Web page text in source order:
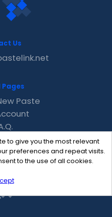
to give you the most relevant
preferences and repeat visits.
to the use of all cookies.
Us
Pages
Paste